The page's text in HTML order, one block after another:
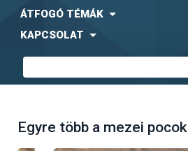
ÁTFOGÓ TÉMÁK
KAPCSOLAT
Egyre több a mezei pocok